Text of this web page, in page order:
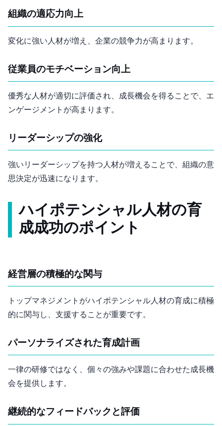
組織の適応力向上
変化に強い人材が増え、企業の競争力が高まります。
従業員のモチベーション向上
優秀な人材が適切に評価され、成長機会を得ることで、エ
ンゲージメントが高まります。
リーダーシップの強化
強いリーダーシップを持つ人材が増えることで、組織の意
思決定が迅速になります。
ハイポテンシャル人材の育
成成功のポイント
経営層の積極的な関与
トップマネジメントがハイポテンシャル人材の育成に積極
的に関与し、支援することが重要です。
パーソナライズされた育成計画
一律の研修ではなく、個々の強みや課題に合わせた成長機
会を提供します。
継続的なフィードバックと評価